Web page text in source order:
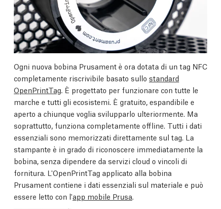
Ogni nuova bobina Prusament è ora dotata di un tag NFC
completamente riscrivibile basato sullo standard
OpenPrintTag . È progettato per funzionare con tutte le
marche e tutti gli ecosistemi. È gratuito, espandibile e
aperto a chiunque voglia svilupparlo ulteriormente. Ma
soprattutto, funziona completamente offline. Tutti i dati
essenziali sono memorizzati direttamente sul tag. La
stampante è in grado di riconoscere immediatamente la
bobina, senza dipendere da servizi cloud o vincoli di
fornitura. L'OpenPrintTag applicato alla bobina
Prusament contiene i dati essenziali sul materiale e può
essere letto con l'app mobile Prusa